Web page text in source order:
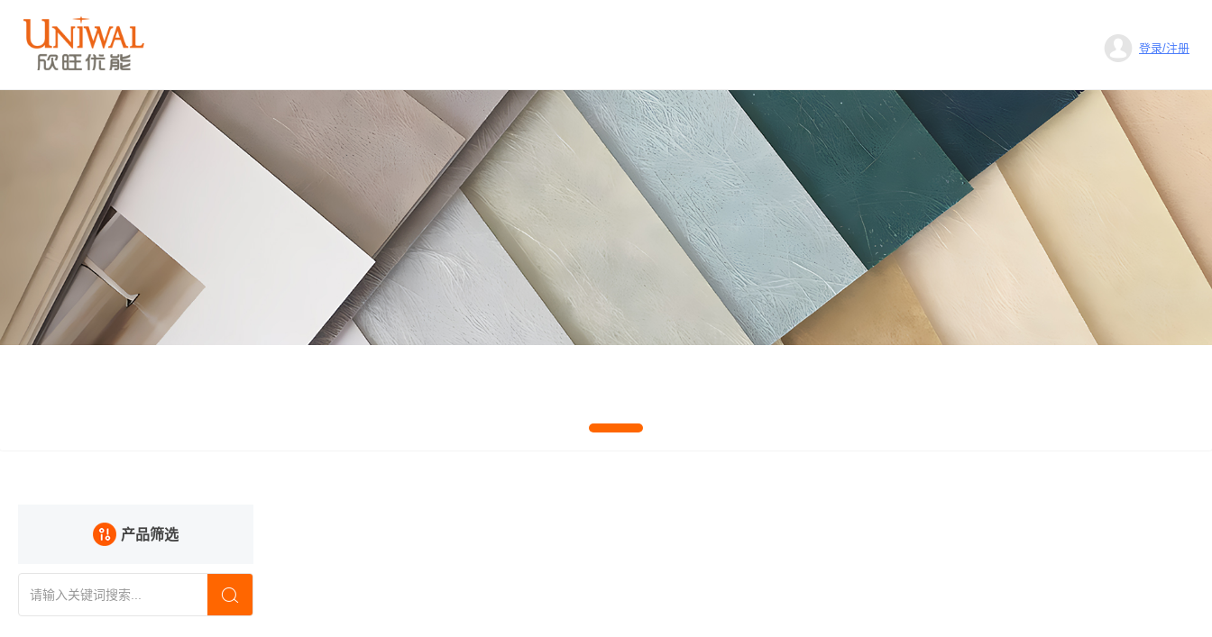
登录/注册
产品筛选